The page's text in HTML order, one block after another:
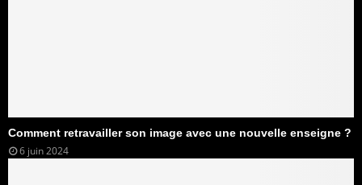
Comment retravailler son image avec une nouvelle enseigne ?
6 juin 2024